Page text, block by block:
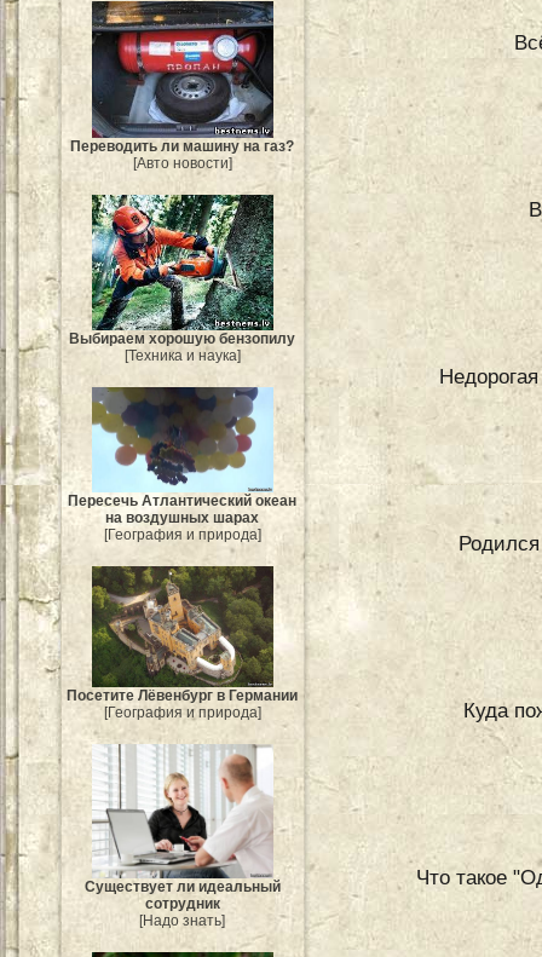
Переводить ли машину на газ?
[Авто новости]
Выбираем хорошую бензопилу
[Техника и наука]
Пересечь Атлантический океан
на воздушных шарах
[География и природа]
Посетите Лёвенбург в Германии
[География и природа]
Существует ли идеальный
сотрудник
[Надо знать]
Куда
Что такое